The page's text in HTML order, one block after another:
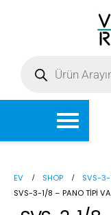
EV SHOP SVS-
SVS-3-1/8 – PANO TIPI